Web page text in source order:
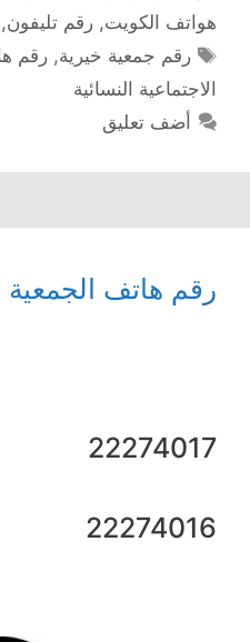
هواتف الكويت, رقم تليفون,
الوسوم
رقم جمعية خيرية,رقم
الاجتماعية النسائية
أضف تعليق
رقم هاتف الجمعية
22274017
22274016